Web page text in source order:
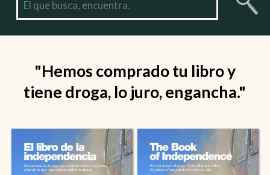
"Hemos comprado tu libro y
tiene droga, lo juro, engancha."